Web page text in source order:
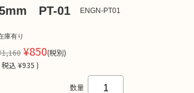
PT-01
ENGN-PT01
庫有り
¥850(税別)
税込 ¥935 )
数量